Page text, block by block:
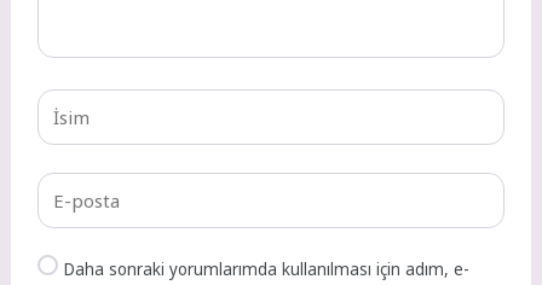
Daha sonraki yorumlarımda kullanılması için adım, e-